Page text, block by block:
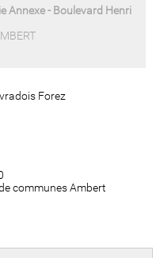
Annexe - Boulevard Henri
Forez
communes Ambert